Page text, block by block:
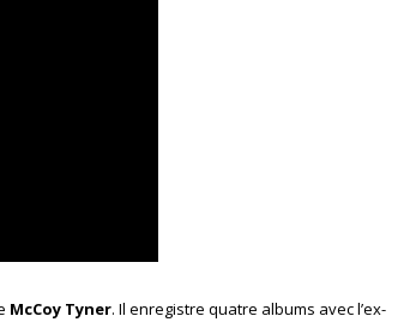
McCoy Tyner. Il enregistre quatre albums avec l’ex-